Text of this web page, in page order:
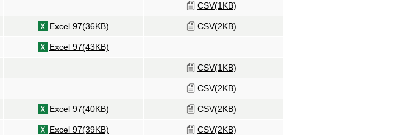
CSV(1KB)
Excel 97(36KB) CSV(2KB)
Excel 97(43KB)
CSV(1KB)
CSV(2KB)
Excel 97(40KB) CSV(2KB)
Excel 97(39KB) CSV(2KB)